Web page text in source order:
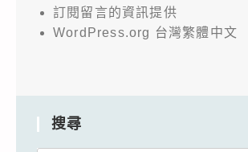
訂閱留言的資訊提供
WordPress.org 台灣繁體中文
搜尋